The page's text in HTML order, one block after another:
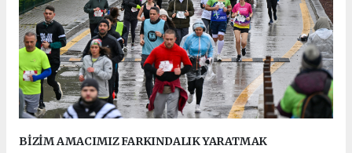
BİZİM AMACIMIZ FARKINDALIK YARATMAK